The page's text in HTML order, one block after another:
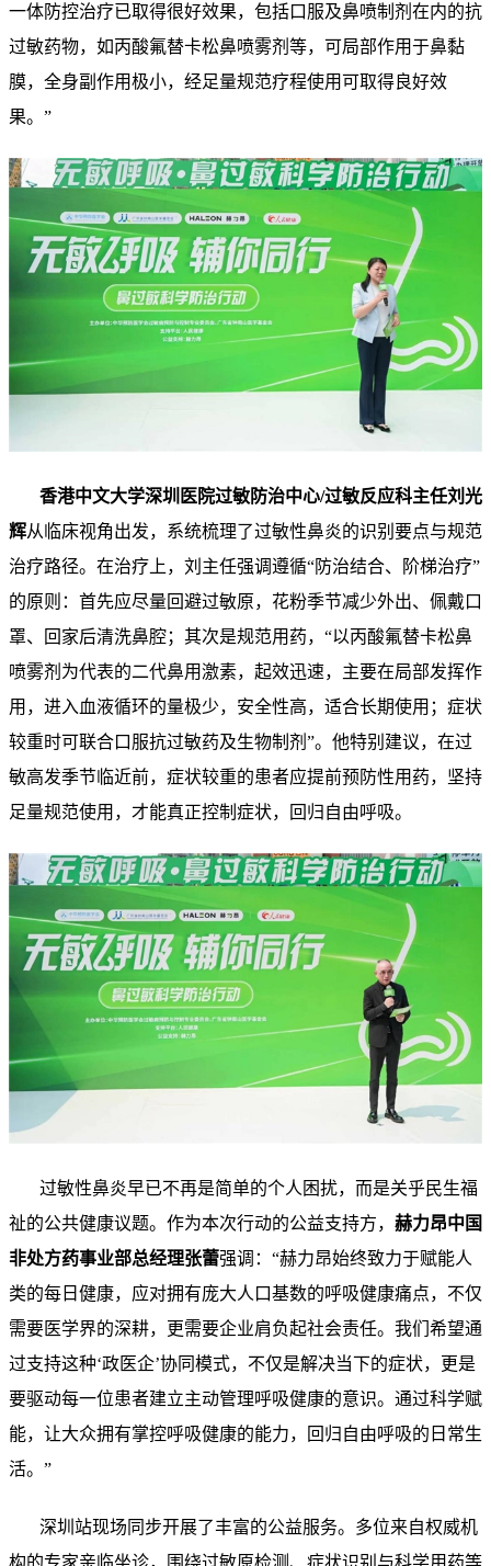
一体防控治疗已取得很好效果，包括口服及鼻喷制剂在内的抗
过敏药物，如丙酸氟替卡松鼻喷雾剂等，可局部作用于鼻黏
膜，全身副作用极小，经足量规范疗程使用可取得良好效
果。”
香港中文大学深圳医院过敏防治中心/过敏反应科主任刘光
辉从临床视角出发，系统梳理了过敏性鼻炎的识别要点与规范
治疗路径。在治疗上，刘主任强调遵循“防治结合、阶梯治疗”
的原则：首先应尽量回避过敏原，花粉季节减少外出、佩戴口
罩、回家后清洗鼻腔；其次是规范用药，“以丙酸氟替卡松鼻
喷雾剂为代表的二代鼻用激素，起效迅速，主要在局部发挥作
用，进入血液循环的量极少，安全性高，适合长期使用；症状
较重时可联合口服抗过敏药及生物制剂”。他特别建议，在过
敏高发季节临近前，症状较重的患者应提前预防性用药，坚持
足量规范使用，才能真正控制症状，回归自由呼吸。
过敏性鼻炎早已不再是简单的个人困扰，而是关乎民生福
祉的公共健康议题。作为本次行动的公益支持方， 赫力昂中国
非处方药事业部总经理张蕾强调：“赫力昂始终致力于赋能人
类的每日健康，应对拥有庞大人口基数的呼吸健康痛点，不仅
需要医学界的深耕，更需要企业肩负起社会责任。我们希望通
过支持这种‘政医企’协同模式，不仅是解决当下的症状，更是
要驱动每一位患者建立主动管理呼吸健康的意识。通过科学赋
能，让大众拥有掌控呼吸健康的能力，回归自由呼吸的日常生
活。”
深圳站现场同步开展了丰富的公益服务。多位来自权威机